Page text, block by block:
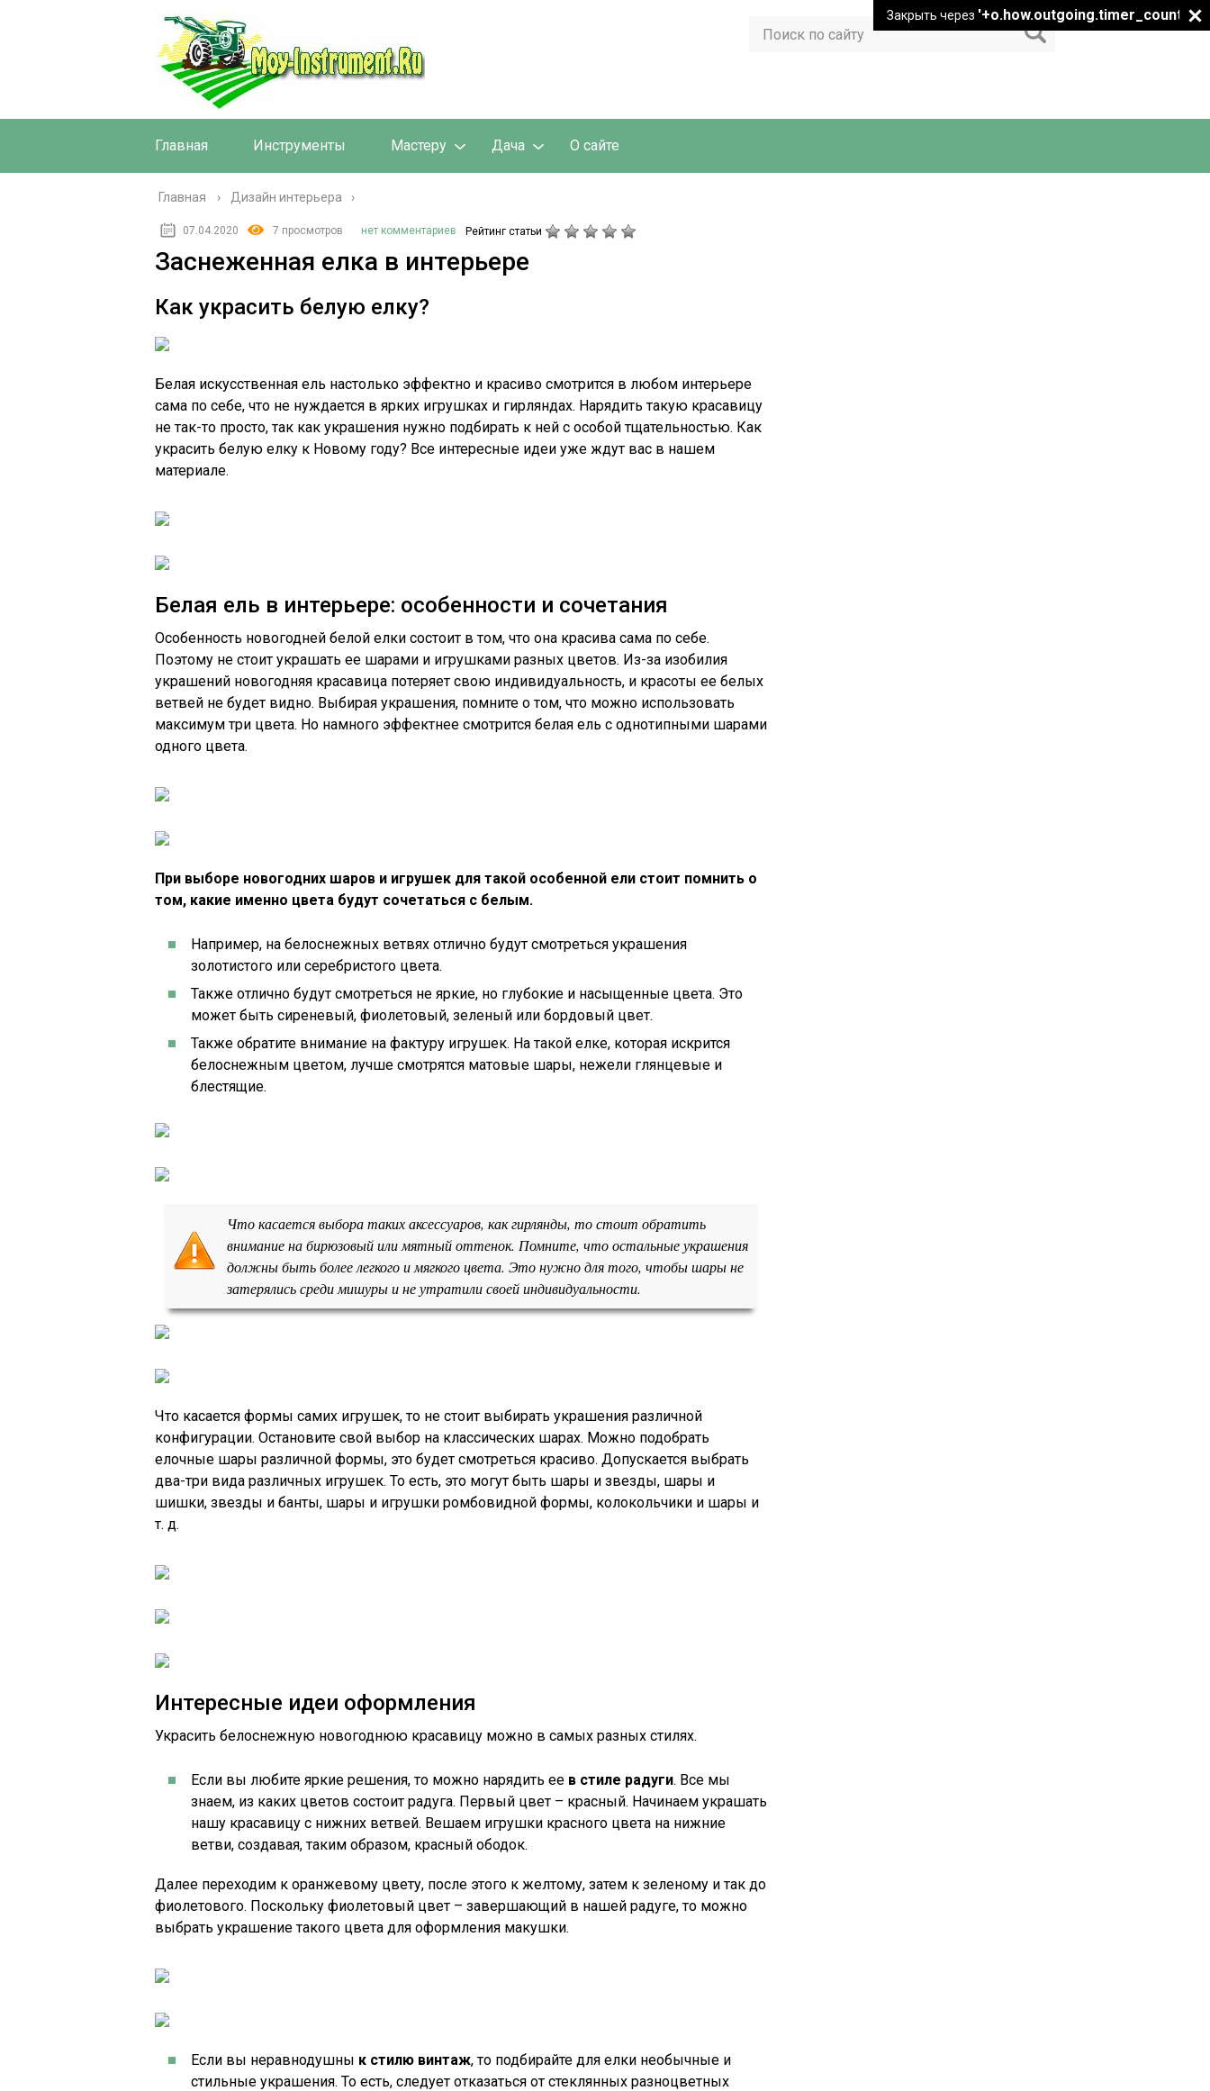
Главная Инструменты Мастеру Дача О сайте
Главная › Дизайн интерьера
07.04.2020 7 просмотров нет комментариев Рейтинг статьи
Заснеженная елка в интерьере
Как украсить белую елку?
Белая искусственная ель настолько эффектно и красиво смотрится в любом интерьере
сама по себе, что не нуждается в ярких игрушках и гирляндах. Нарядить такую красавицу
не так-то просто, так как украшения нужно подбирать к ней с особой тщательностью. Как
украсить белую елку к Новому году? Все интересные идеи уже ждут вас в нашем
материале.
Белая ель в интерьере: особенности и сочетания
Особенность новогодней белой елки состоит в том, что она красива сама по себе.
Поэтому не стоит украшать ее шарами и игрушками разных цветов. Из-за изобилия
украшений новогодняя красавица потеряет свою индивидуальность, и красоты ее белых
ветвей не будет видно. Выбирая украшения, помните о том, что можно использовать
максимум три цвета. Но намного эффектнее смотрится белая ель с однотипными шарами
одного цвета.
При выборе новогодних шаров и игрушек для такой особенной ели стоит помнить о
том, какие именно цвета будут сочетаться с белым.
Например, на белоснежных ветвях отлично будут смотреться украшения
золотистого или серебристого цвета.
Также отлично будут смотреться не яркие, но глубокие и насыщенные цвета. Это
может быть сиреневый, фиолетовый, зеленый или бордовый цвет.
Также обратите внимание на фактуру игрушек. На такой елке, которая искрится
белоснежным цветом, лучше смотрятся матовые шары, нежели глянцевые и
блестящие.
Что касается выбора таких аксессуаров, как гирлянды, то стоит обратить
внимание на бирюзовый или мятный оттенок. Помните, что остальные украшения
должны быть более легкого и мягкого цвета. Это нужно для того, чтобы шары не
затерялись среди мишуры и не утратили своей индивидуальности.
Что касается формы самих игрушек, то не стоит выбирать украшения различной
конфигурации. Остановите свой выбор на классических шарах. Можно подобрать
елочные шары различной формы, это будет смотреться красиво. Допускается выбрать
два-три вида различных игрушек. То есть, это могут быть шары и звезды, шары и
шишки, звезды и банты, шары и игрушки ромбовидной формы, колокольчики и шары и
т. д.
Интересные идеи оформления
Украсить белоснежную новогоднюю красавицу можно в самых разных стилях.
Если вы любите яркие решения, то можно нарядить ее в стиле радуги. Все мы
знаем, из каких цветов состоит радуга. Первый цвет – красный. Начинаем украшать
нашу красавицу с нижних ветвей. Вешаем игрушки красного цвета на нижние
ветви, создавая, таким образом, красный ободок.
Далее переходим к оранжевому цвету, после этого к желтому, затем к зеленому и так до
фиолетового. Поскольку фиолетовый цвет – завершающий в нашей радуге, то можно
выбрать украшение такого цвета для оформления макушки.
Если вы неравнодушны к стилю винтаж, то подбирайте для елки необычные и
стильные украшения. То есть, следует отказаться от стеклянных разноцветных
Закрыть через '+o.how.outgoing.timer_count+"